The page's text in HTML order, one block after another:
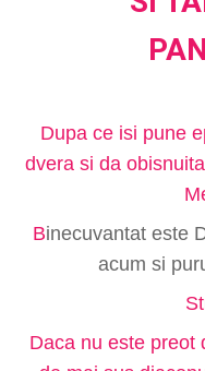
Dupa ce isi pune
dvera si da
Binecuvantat este
acum si
Daca nu este preot